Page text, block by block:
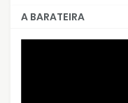
A BARATEIRA